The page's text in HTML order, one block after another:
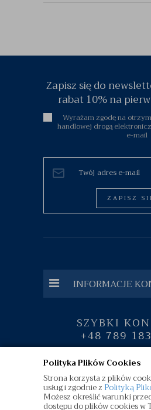
Polityka Plików Cookies
Strona korzysta z plików
usług i zgodnie z Polityką
Możesz określić warunki
dostępu do plików cookies w
Zapisz się do
rabat 10% na
Wyrażam zgodę na
handlowej drogą
e-mail
ZAPISZ
INFORMACJE
SZYBKI
+48 789